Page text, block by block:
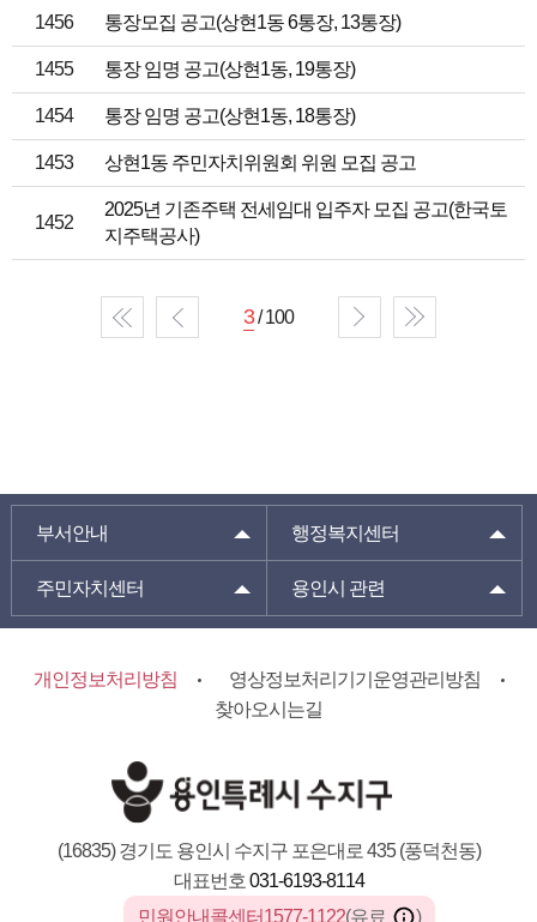
1456 통장모집 공고(상현1동 6통장, 13통장)
1455 통장 임명 공고(상현1동, 19통장)
1454 통장 임명 공고(상현1동, 18통장)
1453 상현1동 주민자치위원회 위원 모집 공고
1452
2025년 기존주택 전세임대 입주자 모집 공고(한국토
지주택공사)
3/ 100
부서안내 행정복지센터
주민자치센터 용인시 관련
개인정보처리방침
영상정보처리기기운영관리방침
찾아오시는길
(16835) 경기도 용인시 수지구 포은대로 435 (풍덕천동)
대표번호 031-6193-8114
민원안내콜센터1577-1122(유료 )